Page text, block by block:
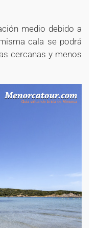
medio debido a
cala se podrá
cercanas y menos